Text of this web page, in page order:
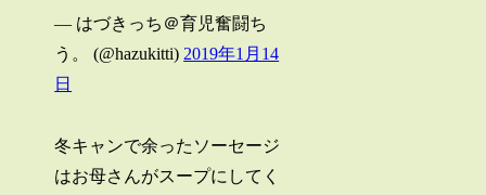
— はづきっち＠育児奮闘ち
う。 (@hazukitti) 2019年1月14
日
冬キャンで余ったソーセージ
はお母さんがスープにしてく